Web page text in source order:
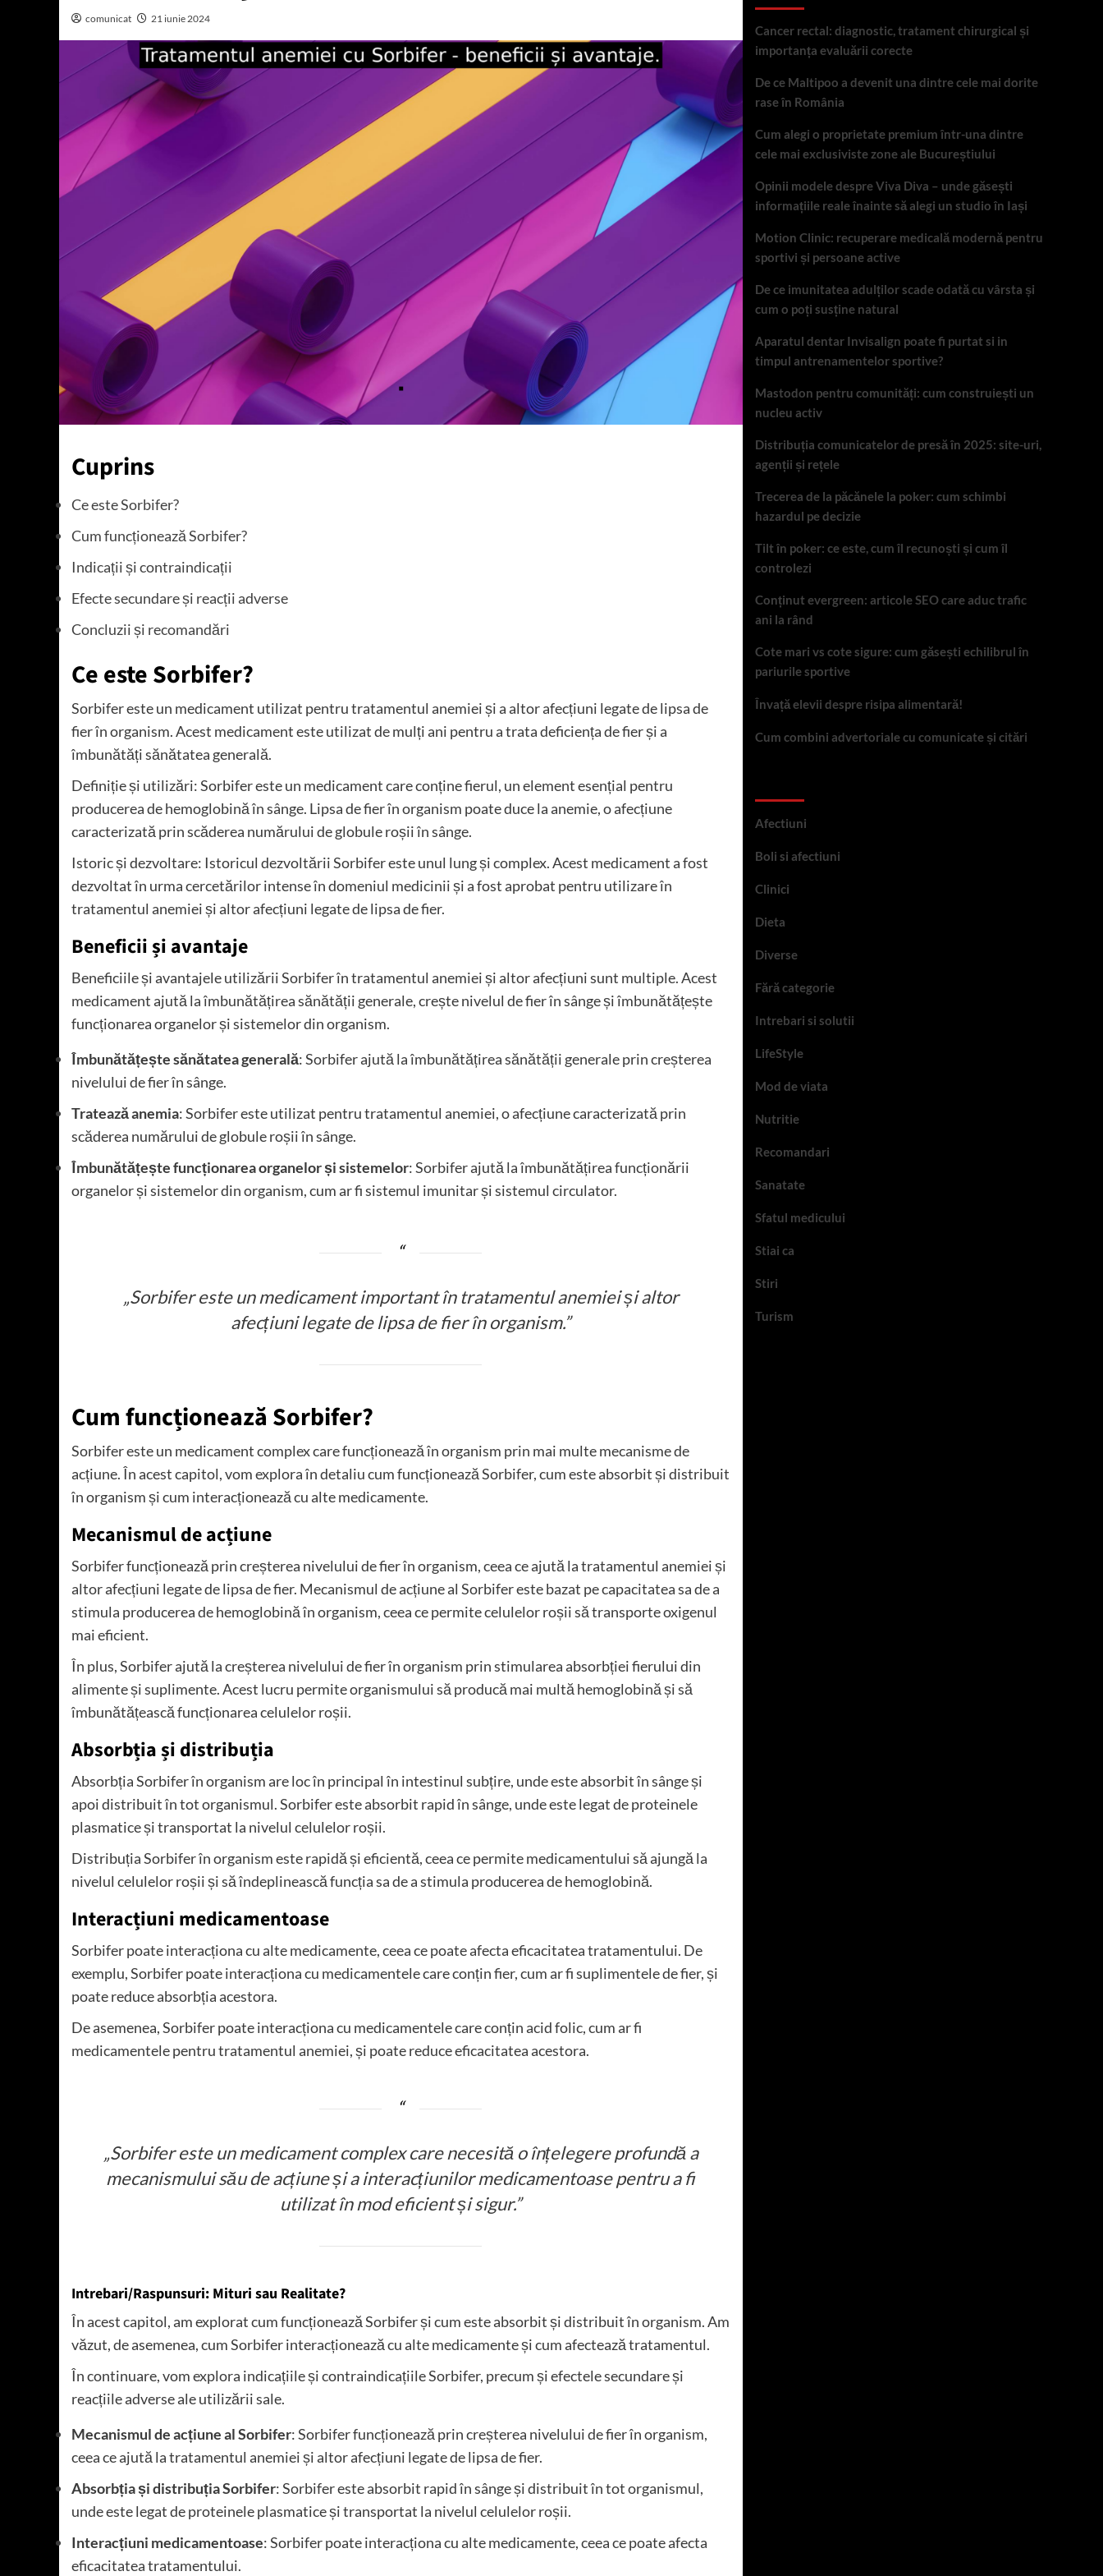
comunicat 21 iunie 2024
Cuprins
Ce este Sorbifer?
Cum funcționează Sorbifer?
Indicații și contraindicații
Efecte secundare și reacții adverse
Concluzii și recomandări
Ce este Sorbifer?
Sorbifer este un medicament utilizat pentru tratamentul anemiei și a altor afecțiuni legate de lipsa de
fier în organism. Acest medicament este utilizat de mulți ani pentru a trata deficiența de fier și a
îmbunătăți sănătatea generală.
Definiție și utilizări: Sorbifer este un medicament care conține fierul, un element esențial pentru
producerea de hemoglobină în sânge. Lipsa de fier în organism poate duce la anemie, o afecțiune
caracterizată prin scăderea numărului de globule roșii în sânge.
Istoric și dezvoltare: Istoricul dezvoltării Sorbifer este unul lung și complex. Acest medicament a fost
dezvoltat în urma cercetărilor intense în domeniul medicinii și a fost aprobat pentru utilizare în
tratamentul anemiei și altor afecțiuni legate de lipsa de fier.
Beneficii și avantaje
Beneficiile și avantajele utilizării Sorbifer în tratamentul anemiei și altor afecțiuni sunt multiple. Acest
medicament ajută la îmbunătățirea sănătății generale, crește nivelul de fier în sânge și îmbunătățește
funcționarea organelor și sistemelor din organism.
Îmbunătățește sănătatea generală: Sorbifer ajută la îmbunătățirea sănătății generale prin creșterea
nivelului de fier în sânge.
Tratează anemia: Sorbifer este utilizat pentru tratamentul anemiei, o afecțiune caracterizată prin
scăderea numărului de globule roșii în sânge.
Îmbunătățește funcționarea organelor și sistemelor: Sorbifer ajută la îmbunătățirea funcționării
organelor și sistemelor din organism, cum ar fi sistemul imunitar și sistemul circulator.
„Sorbifer este un medicament important în tratamentul anemiei și altor
afecțiuni legate de lipsa de fier în organism.”
Cum funcționează Sorbifer?
Sorbifer este un medicament complex care funcționează în organism prin mai multe mecanisme de
acțiune. În acest capitol, vom explora în detaliu cum funcționează Sorbifer, cum este absorbit și distribuit
în organism și cum interacționează cu alte medicamente.
Mecanismul de acțiune
Sorbifer funcționează prin creșterea nivelului de fier în organism, ceea ce ajută la tratamentul anemiei și
altor afecțiuni legate de lipsa de fier. Mecanismul de acțiune al Sorbifer este bazat pe capacitatea sa de a
stimula producerea de hemoglobină în organism, ceea ce permite celulelor roșii să transporte oxigenul
mai eficient.
În plus, Sorbifer ajută la creșterea nivelului de fier în organism prin stimularea absorbției fierului din
alimente și suplimente. Acest lucru permite organismului să producă mai multă hemoglobină și să
îmbunătățească funcționarea celulelor roșii.
Absorbția și distribuția
Absorbția Sorbifer în organism are loc în principal în intestinul subțire, unde este absorbit în sânge și
apoi distribuit în tot organismul. Sorbifer este absorbit rapid în sânge, unde este legat de proteinele
plasmatice și transportat la nivelul celulelor roșii.
Distribuția Sorbifer în organism este rapidă și eficientă, ceea ce permite medicamentului să ajungă la
nivelul celulelor roșii și să îndeplinească funcția sa de a stimula producerea de hemoglobină.
Interacțiuni medicamentoase
Sorbifer poate interacționa cu alte medicamente, ceea ce poate afecta eficacitatea tratamentului. De
exemplu, Sorbifer poate interacționa cu medicamentele care conțin fier, cum ar fi suplimentele de fier, și
poate reduce absorbția acestora.
De asemenea, Sorbifer poate interacționa cu medicamentele care conțin acid folic, cum ar fi
medicamentele pentru tratamentul anemiei, și poate reduce eficacitatea acestora.
„Sorbifer este un medicament complex care necesită o înțelegere profundă a
mecanismului său de acțiune și a interacțiunilor medicamentoase pentru a fi
utilizat în mod eficient și sigur.”
Intrebari/Raspunsuri: Mituri sau Realitate?
În acest capitol, am explorat cum funcționează Sorbifer și cum este absorbit și distribuit în organism. Am
văzut, de asemenea, cum Sorbifer interacționează cu alte medicamente și cum afectează tratamentul.
În continuare, vom explora indicațiile și contraindicațiile Sorbifer, precum și efectele secundare și
reacțiile adverse ale utilizării sale.
Mecanismul de acțiune al Sorbifer: Sorbifer funcționează prin creșterea nivelului de fier în organism,
ceea ce ajută la tratamentul anemiei și altor afecțiuni legate de lipsa de fier.
Absorbția și distribuția Sorbifer: Sorbifer este absorbit rapid în sânge și distribuit în tot organismul,
unde este legat de proteinele plasmatice și transportat la nivelul celulelor roșii.
Interacțiuni medicamentoase: Sorbifer poate interacționa cu alte medicamente, ceea ce poate afecta
eficacitatea tratamentului.
Cancer rectal: diagnostic, tratament chirurgical și
importanța evaluării corecte
De ce Maltipoo a devenit una dintre cele mai dorite
rase în România
Cum alegi o proprietate premium într-una dintre
cele mai exclusiviste zone ale Bucureștiului
Opinii modele despre Viva Diva – unde găsești
informațiile reale înainte să alegi un studio în Iași
Motion Clinic: recuperare medicală modernă pentru
sportivi și persoane active
De ce imunitatea adulților scade odată cu vârsta și
cum o poți susține natural
Aparatul dentar Invisalign poate fi purtat si in
timpul antrenamentelor sportive?
Mastodon pentru comunități: cum construiești un
nucleu activ
Distribuția comunicatelor de presă în 2025: site-uri,
agenții și rețele
Trecerea de la păcănele la poker: cum schimbi
hazardul pe decizie
Tilt în poker: ce este, cum îl recunoști și cum îl
controlezi
Conținut evergreen: articole SEO care aduc trafic
ani la rând
Cote mari vs cote sigure: cum găsești echilibrul în
pariurile sportive
Învață elevii despre risipa alimentară!
Cum combini advertoriale cu comunicate și citări
Afectiuni
Boli si afectiuni
Clinici
Dieta
Diverse
Fără categorie
Intrebari si solutii
LifeStyle
Mod de viata
Nutritie
Recomandari
Sanatate
Sfatul medicului
Stiai ca
Stiri
Turism